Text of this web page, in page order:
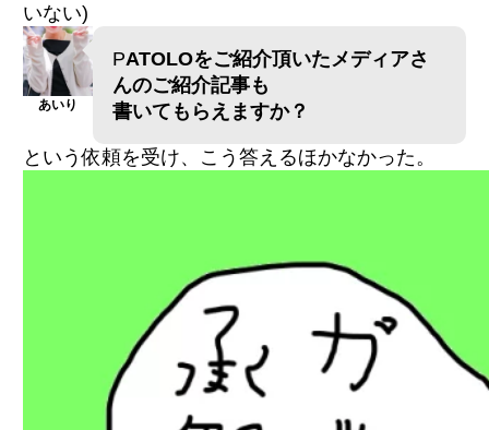
いない)
あいり
PATOLOをご紹介頂いたメディアさ
んのご紹介記事も
書いてもらえますか？
という依頼を受け、こう答えるほかなかった。